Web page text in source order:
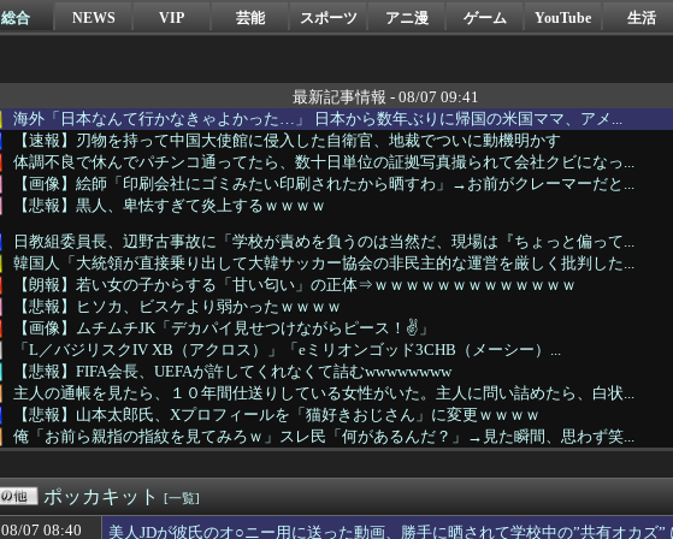
総合 NEWS VIP 芸能 スポーツ アニ漫 ゲーム YouTube 生活
最新記事情報 - 08/07 09:41
海外「日本なんて行かなきゃよかった…」 日本から数年ぶりに帰国の米国ママ、アメ...
【速報】刃物を持って中国大使館に侵入した自衛官、地裁でついに動機明かす
体調不良で休んでパチンコ通ってたら、数十日単位の証拠写真撮られて会社クビになっ...
【画像】絵師「印刷会社にゴミみたい印刷されたから晒すわ」→お前がクレーマーだと...
【悲報】黒人、卑怯すぎて炎上するｗｗｗｗ
日教組委員長、辺野古事故に「学校が責めを負うのは当然だ、現場は『ちょっと偏って...
韓国人「大統領が直接乗り出して大韓サッカー協会の非民主的な運営を厳しく批判した...
【朗報】若い女の子からする「甘い匂い」の正体⇒ｗｗｗｗｗｗｗｗｗｗｗｗｗ
【悲報】ヒソカ、ビスケより弱かったｗｗｗｗ
【画像】ムチムチJK「デカパイ見せつけながらピース！✌」
「L／バジリスクIV XB（アクロス）」「eミリオンゴッド3CHB（メーシー）...
【悲報】FIFA会長、UEFAが許してくれなくて詰むwwwwwwww
主人の通帳を見たら、１０年間仕送りしている女性がいた。主人に問い詰めたら、白状...
【悲報】山本太郎氏、Xプロフィールを「猫好きおじさん」に変更ｗｗｗｗ
俺「お前ら親指の指紋を見てみろｗ」スレ民「何があるんだ？」→見た瞬間、思わず笑...
中露軍艦4隻が”日本一周”
【ダブスタ】逆に立憲の支持者に聞きたい。前回参院選で2年限定の食料品減税って聞...
【為替相場】ドル円は1ドル158円台半ば 介入警戒をしつつ円売りが続行
ポッカキット [一覧]
08/07 08:40 美人JDが彼氏のオ○ニー用に送った動画、勝手に晒されて学校中の”共有オカズ”